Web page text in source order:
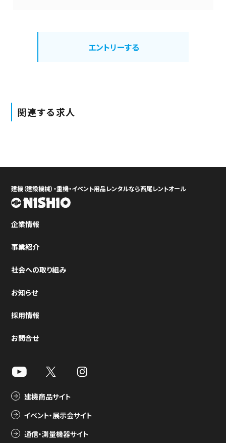
エントリーする
関連する求人
建機（建設機械）・重機・イベント用品レンタルなら西尾レントオール
企業情報
事業紹介
社会への取り組み
お知らせ
採用情報
お問合せ
建機商品サイト
イベント・展示会サイト
通信・測量機器サイト